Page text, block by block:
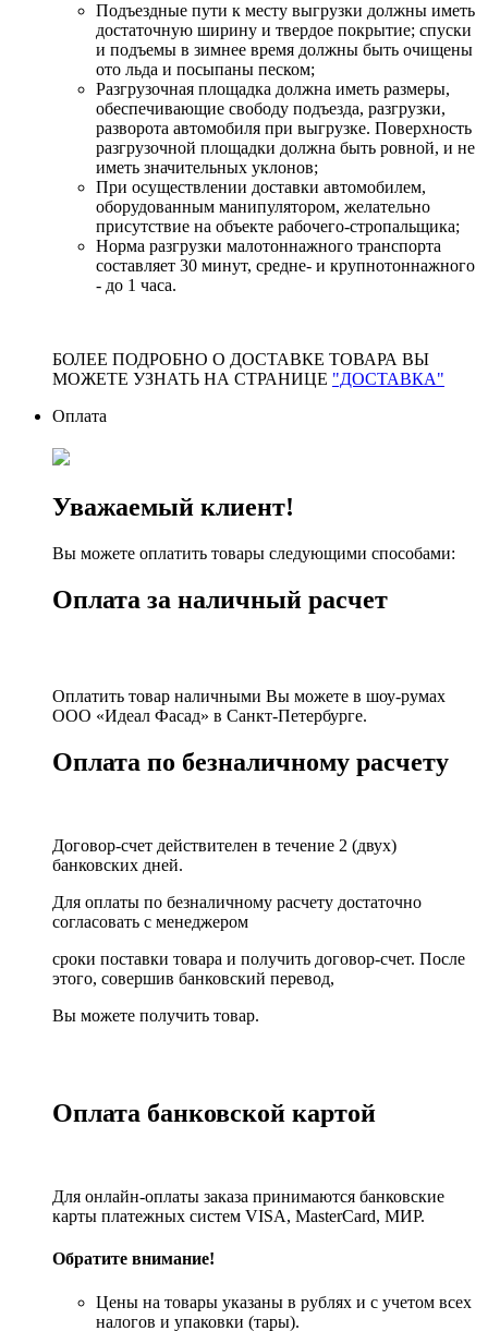
Подъездные пути к месту выгрузки должны иметь
достаточную ширину и твердое покрытие; спуски
и подъемы в зимнее время должны быть очищены
ото льда и посыпаны песком;
Разгрузочная площадка должна иметь размеры,
обеспечивающие свободу подъезда, разгрузки,
разворота автомобиля при выгрузке. Поверхность
разгрузочной площадки должна быть ровной, и не
иметь значительных уклонов;
При осуществлении доставки автомобилем,
оборудованным манипулятором, желательно
присутствие на объекте рабочего-стропальщика;
Норма разгрузки малотоннажного транспорта
составляет 30 минут, средне- и крупнотоннажного
- до 1 часа.
БОЛЕЕ ПОДРОБНО О ДОСТАВКЕ ТОВАРА ВЫ
МОЖЕТЕ УЗНАТЬ НА СТРАНИЦЕ "ДОСТАВКА"
Оплата
Уважаемый клиент!
Вы можете оплатить товары следующими способами:
Оплата за наличный расчет
Оплатить товар наличными Вы можете в шоу-румах
ООО «Идеал Фасад» в Санкт-Петербурге.
Оплата по безналичному расчету
Договор-счет действителен в течение 2 (двух)
банковских дней.
Для оплаты по безналичному расчету достаточно
согласовать с менеджером
сроки поставки товара и получить договор-счет. После
этого, совершив банковский перевод,
Вы можете получить товар.
Оплата банковской картой
Для онлайн-оплаты заказа принимаются банковские
карты платежных систем VISA, MasterСard, МИР.
Обратите внимание!
Цены на товары указаны в рублях и с учетом всех
налогов и упаковки (тары).